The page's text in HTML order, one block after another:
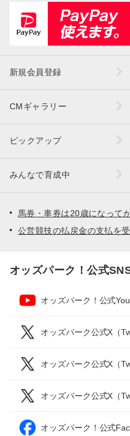
新規会員登録
CMギャラリー
ピックアップ
みんなで育成中
馬券・車券は20歳になって
公営競技の払戻金の支払を
オッズパーク！公式
オッズパーク！公式
オッズパーク公式X（
オッズパーク公式X（
オッズパーク公式X（
オッズパーク！公式